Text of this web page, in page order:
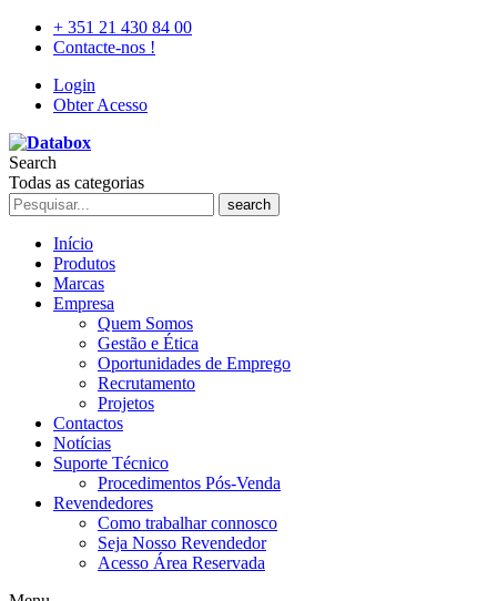
+ 351 21 430 84 00
Contacte-nos !
Login
Obter Acesso
Search
Todas as categorias
search
Início
Produtos
Marcas
Empresa
Quem Somos
Gestão e Ética
Oportunidades de Emprego
Recrutamento
Projetos
Contactos
Notícias
Suporte Técnico
Procedimentos Pós-Venda
Revendedores
Como trabalhar connosco
Seja Nosso Revendedor
Acesso Área Reservada